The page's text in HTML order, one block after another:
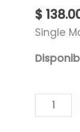
$
Single